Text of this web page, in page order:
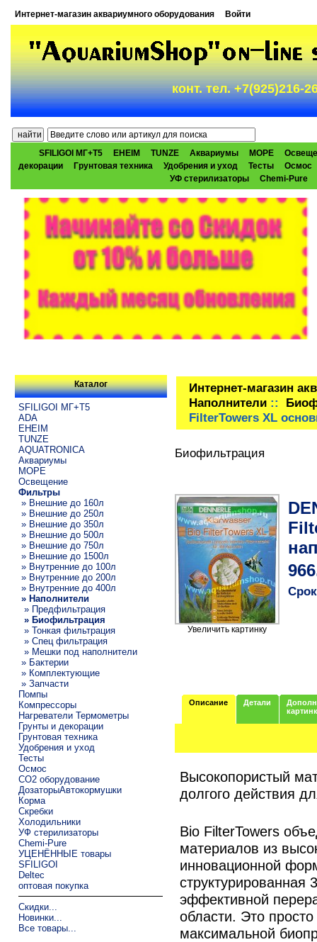
Интернет-магазин аквариумного оборудования Войти
конт. тел. +7(925)216-
SFILIGOI МГ+Т5 EHEIM TUNZE Аквариумы МОРЕ
декорации
Грунтовая техника Удобрения и уход Тесты
Осмос
УФ стерилизаторы
Chemi-Pure
Каталог
SFILIGOI МГ+Т5
ADA
EHEIM
TUNZE
AQUATRONICA
Аквариумы
МОРЕ
Освещение
Фильтры
» Внешние до 160л
» Внешние до 250л
» Внешние до 350л
» Внешние до 500л
» Внешние до 750л
» Внешние до 1500л
» Внутренние до 100л
» Внутренние до 200л
» Внутренние до 400л
» Наполнители
» Предфильтрация
» Биофильтрация
» Тонкая фильтрация
» Спец фильтрация
» Мешки под наполнители
» Бактерии
» Комплектующие
» Запчасти
Помпы
Компрессоры
Нагреватели Термометры
Грунты и декорации
Грунтовая техника
Удобрения и уход
Тесты
Осмос
CO2 оборудование
ДозаторыАвтокормушки
Корма
Скребки
Холодильники
УФ стерилизаторы
Chemi-Pure
УЦЕНЁННЫЕ товары
SFILIGOI
Deltec
оптовая покупка
Скидки...
Новинки...
Все товары...
Интернет-магазин
Наполнители::
FilterTowers XL
Биофильтрация
Увеличить картинку
Описание Детали
Высокопористый
долгого действия
Bio FilterTowers
материалов из
инновационной
структурированная
эффективной
области. Это
максимальной